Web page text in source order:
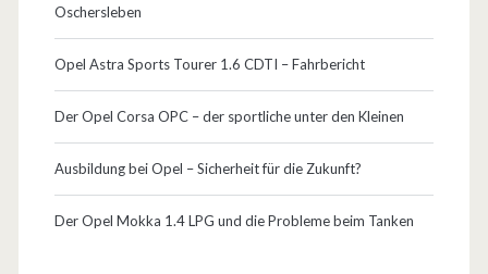
w
r
d
e
Oschersleben
Opel Astra Sports Tourer 1.6 CDTI – Fahrbericht
Der Opel Corsa OPC – der sportliche unter den Kleinen
Ausbildung bei Opel – Sicherheit für die Zukunft?
Der Opel Mokka 1.4 LPG und die Probleme beim Tanken